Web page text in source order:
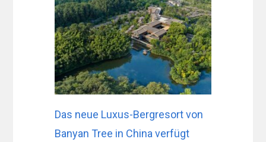
Das neue Luxus-Bergresort von
Banyan Tree in China verfügt